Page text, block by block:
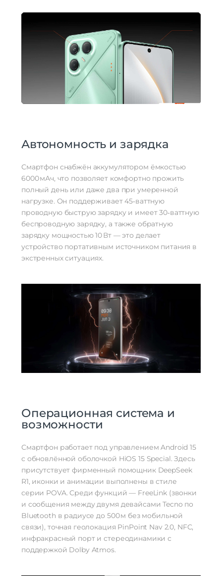
Автономность и зарядка
Смартфон снабжён аккумулятором ёмкостью
6000 мАч, что позволяет комфортно прожить
полный день или даже два при умеренной
нагрузке. Он поддерживает 45‑ваттную
проводную быструю зарядку и имеет 30‑ваттную
беспроводную зарядку, а также обратную
зарядку мощностью 10 Вт — это делает
устройство портативным источником питания в
экстренных ситуациях.
Операционная система и
возможности
Смартфон работает под управлением Android 15
с обновлённой оболочкой HiOS 15 Special. Здесь
присутствует фирменный помощник DeepSeek
R1, иконки и анимации выполнены в стиле
серии POVA. Среди функций — FreeLink (звонки
и сообщения между двумя девайсами Tecno по
Bluetooth в радиусе до 500 м без мобильной
связи), точная геолокация PinPoint Nav 2.0, NFC,
инфракрасный порт и стереодинамики с
поддержкой Dolby Atmos.